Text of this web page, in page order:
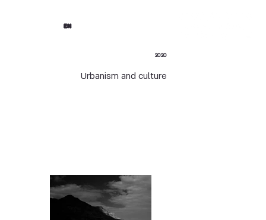
EN
2020
Urbanism and culture